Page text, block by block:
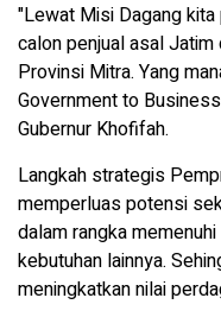
"Lewat Misi Dagang
calon penjual asal
Provinsi Mitra. Yang
Government to
Gubernur Khofifah.
Langkah strategis
memperluas potensi
dalam rangka
kebutuhan lainnya.
meningkatkan nilai